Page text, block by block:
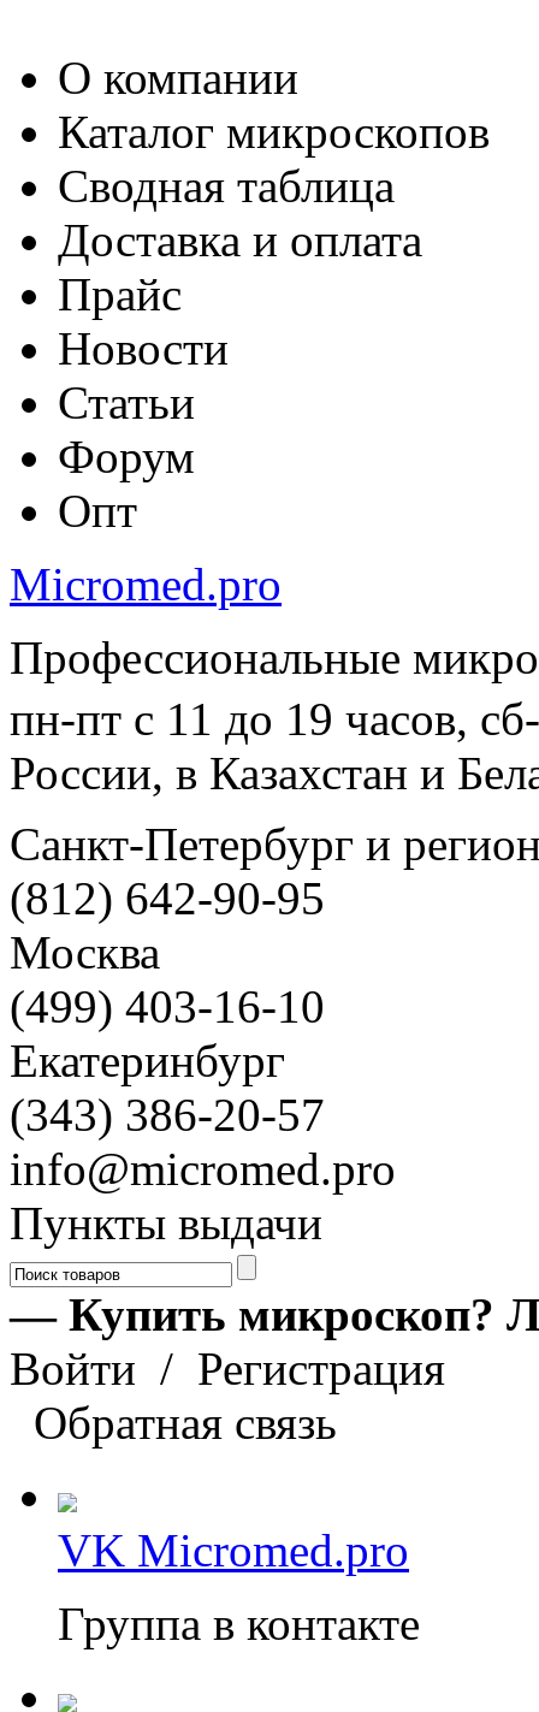
О компании
Каталог микроскопов
Сводная таблица
Доставка и оплата
Прайс
Новости
Статьи
Форум
Опт
Micromed.pro
Профессиональные
пн-пт с 11 до 19 часов,
России, в Казахстан и
Санкт-Петербург и
(812) 642-90-95
Москва
(499) 403-16-10
Екатеринбург
(343) 386-20-57
info@micromed.pro
Пункты выдачи
— Купить микроскоп?
Войти / Регистрация
Обратная связь
VK Micromed.pro
Группа в контакте